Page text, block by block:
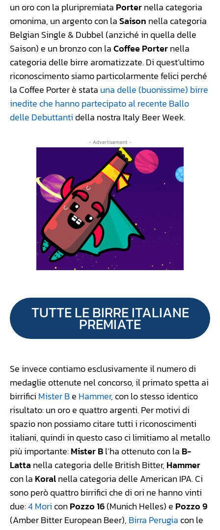
un oro con la pluripremiata Porternella categoria
omonima, un argento con laSaison nella categoria
Belgian Single & Dubbel (anziché in quella delle
Saison) e un bronzo con laCoffee Porternella
categoria delle birre aromatizzate. Di quest’ultimo
riconoscimento siamo particolarmente felici perché
la Coffee Porter è stata una delle (buonissime) birre
inedite che hanno partecipato al recente Ballo
delle Debuttanti della nostra Italy Beer Week.
- Advertisement -
TUTTE LE BIRRE ITALIANE
PREMIATE
Se invece contiamo esclusivamente il numero di
medaglie ottenute nel concorso, il primato spetta ai
birrifici Mister Be Hammer, con lo stesso identico
risultato: un oro e quattro argenti. Per motivi di
spazio non possiamo citare tutti i riconoscimenti
italiani, quindi in questo caso ci limitiamo al metallo
più importante:Mister Bl’ha ottenuto con la B-
Latta nella categoria delle British Bitter, Hammer
con la Koralnella categoria delle American IPA. Ci
sono però quattro birrifici che di ori ne hanno vinti
due:4 Mori conPozzo 16(Munich Helles) e Pozzo 9
(Amber Bitter European Beer), Birra Perugia con le